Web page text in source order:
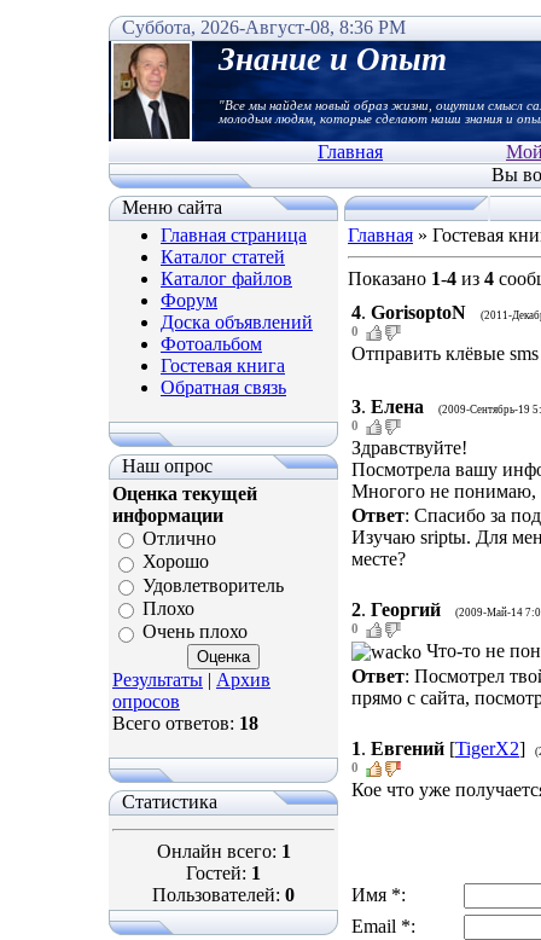
Суббота, 2026-Август-08, 8:36 PM
Знание и Опыт
"Все мы найдем новый образ жизни, ощутим смысл
молодым людям, которые сделают наши знания и
Главная
Вы
Меню сайта
Главная страница
Каталог статей
Каталог файлов
Форум
Доска объявлений
Фотоальбом
Гостевая книга
Обратная связь
Наш опрос
Оценка текущей
информации
Отлично
Хорошо
Удовлетворитель
Плохо
Очень плохо
Результаты | Архив
опросов
Всего ответов: 18
Статистика
Онлайн всего: 1
Гостей: 1
Пользователей: 0
Главная » Гостевая
Показано 1-4 из 4
4. GorisoptoN (2011-
0
Отправить клёвые
3. Елена (2009-Сентябрь-19
0
Здравствуйте!
Посмотрела вашу
Многого не понимаю,
Ответ: Спасибо за
Изучаю sriptы. Для
месте?
2. Георгий (2009-Май-14
0
Что-то не
Ответ: Посмотрел
прямо с сайта,
1. Евгений [TigerX2]
0
Кое что уже
Имя *:
Email *: